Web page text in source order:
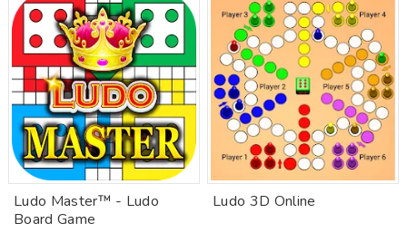
Ludo Master™ - Ludo
Board Game
Ludo 3D Online